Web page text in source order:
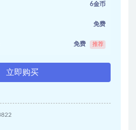
6金币
免费
免费 推荐
立即购买